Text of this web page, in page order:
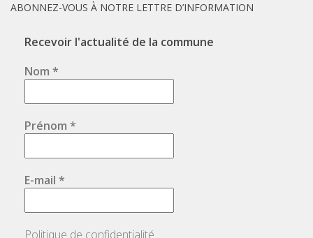
ABONNEZ-VOUS À NOTRE LETTRE D’INFORMATION
Recevoir l'actualité de la commune
Nom *
Prénom *
E-mail *
Politique de confidentialité